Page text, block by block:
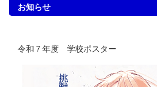
お知らせ
令和７年度 学校ポスター